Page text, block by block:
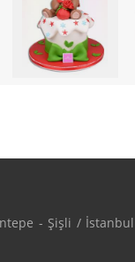
- Şişli / İstanbul